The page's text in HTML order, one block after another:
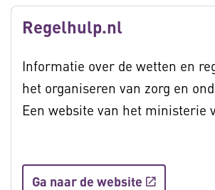
Regelhulp.nl
Informatie over de wetten en
het organiseren van zorg en
Een website van het ministerie
Ga naar de website